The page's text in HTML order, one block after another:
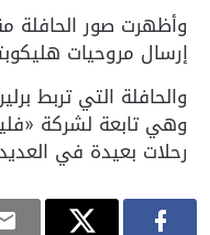
وأظهرت صور الحافلة
إرسال مروحيات
وهي تابعة لشركة
رحلات بعيدة في